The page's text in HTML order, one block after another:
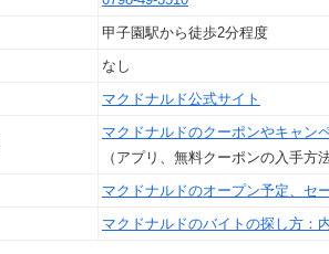
甲子園駅から徒歩2分程度
なし
マクドナルド公式サイト
マクドナルドのクーポンやキャン
（アプリ、無料クーポンの入手方
マクドナルドのオープン予定、セ
マクドナルドのバイトの探し方：